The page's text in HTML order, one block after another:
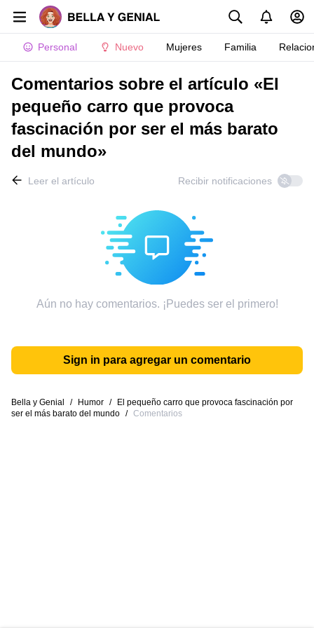
Personal Nuevo Mujeres Familia
Comentarios sobre el artículo «El
pequeño carro que provoca
fascinación por ser el más barato
del mundo»
Leer el artículo Recibir notificaciones
Aún no hay comentarios. ¡Puedes ser el primero!
Sign in para agregar un comentario
Bella y Genial / Humor /
El pequeño carro que provoca fascinación por
ser el más barato del mundo / Comentarios